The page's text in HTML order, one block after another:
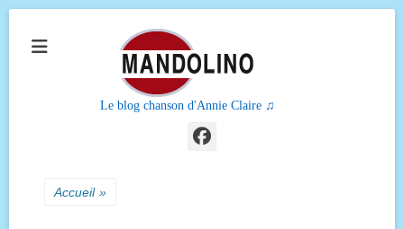
Le blog chanson d'Annie Claire ♫
Facebook
Accueil »